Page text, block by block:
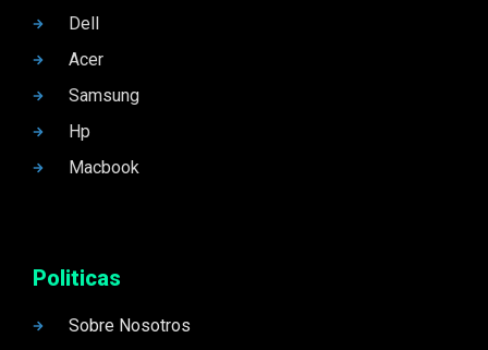
Dell
Acer
Samsung
Hp
Macbook
Politicas
Sobre Nosotros